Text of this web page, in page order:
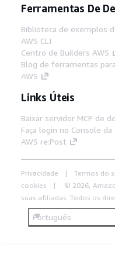
Ferramentas De
Biblioteca de exemplos
AWS CLI
Centro de Builders AWS
Blog de ferramentas
AWS
Links Úteis
Baixar servidor MCP de
Faça login no Console da
AWS re:Post
Privacidade Termos do
cookies
© 2026,
suas afiliadas. Todos os
Português